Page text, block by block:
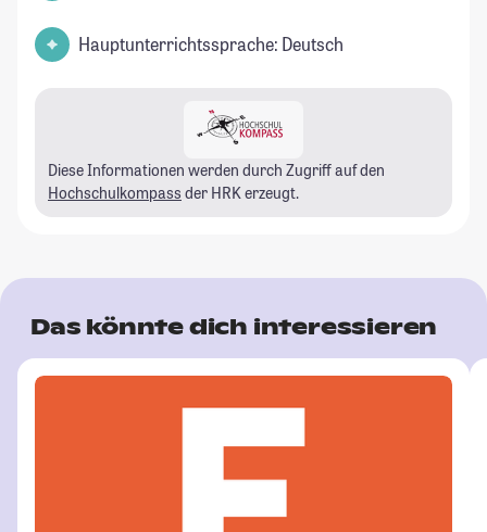
Hauptunterrichtssprache: Deutsch
Diese Informationen werden durch Zugriff auf den
Hochschulkompass der HRK erzeugt.
Das könnte dich interessieren